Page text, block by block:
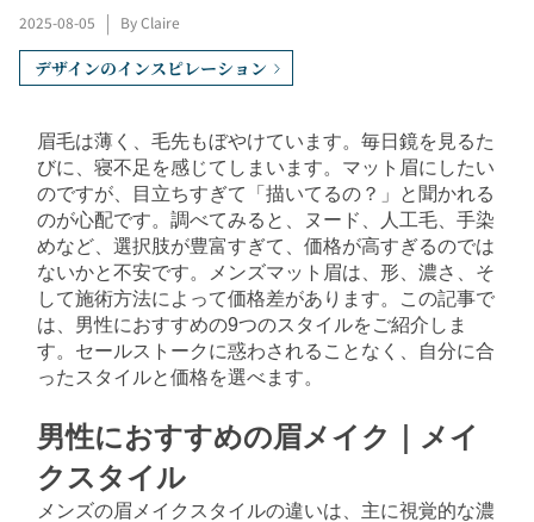
2025-08-05 By Claire
デザインのインスピレーション
眉毛は薄く、毛先もぼやけています。毎日鏡を見るた
びに、寝不足を感じてしまいます。マット眉にしたい
のですが、目立ちすぎて「描いてるの？」と聞かれる
のが心配です。調べてみると、ヌード、人工毛、手染
めなど、選択肢が豊富すぎて、価格が高すぎるのでは
ないかと不安です。メンズマット眉は、形、濃さ、そ
して施術方法によって価格差があります。この記事で
は、男性におすすめの9つのスタイルをご紹介しま
す。セールストークに惑わされることなく、自分に合
ったスタイルと価格を選べます。
男性におすすめの眉メイク｜メイ
クスタイル
メンズの眉メイクスタイルの違いは、主に視覚的な濃